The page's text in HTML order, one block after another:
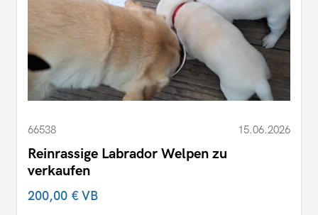
66538 15.06.2026
Reinrassige Labrador Welpen zu
verkaufen
200,00 €VB